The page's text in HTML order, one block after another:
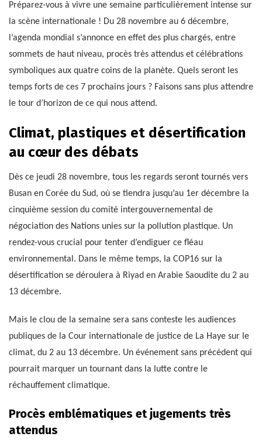
Préparez-vous à vivre une semaine particulièrement intense sur
la scène internationale ! Du 28 novembre au 6 décembre,
l’agenda mondial s’annonce en effet des plus chargés, entre
sommets de haut niveau, procès très attendus et célébrations
symboliques aux quatre coins de la planète. Quels seront les
temps forts de ces 7 prochains jours ? Faisons sans plus attendre
le tour d’horizon de ce qui nous attend.
Climat, plastiques et désertification
au cœur des débats
Dès ce jeudi 28 novembre, tous les regards seront tournés vers
Busan en Corée du Sud, où se tiendra jusqu’au 1er décembre la
cinquième session du comité intergouvernemental de
négociation des Nations unies sur la pollution plastique. Un
rendez-vous crucial pour tenter d’endiguer ce fléau
environnemental. Dans le même temps, la COP16 sur la
désertification se déroulera à Riyad en Arabie Saoudite du 2 au
13 décembre.
Mais le clou de la semaine sera sans conteste les audiences
publiques de la Cour internationale de justice de La Haye sur le
climat, du 2 au 13 décembre. Un événement sans précédent qui
pourrait marquer un tournant dans la lutte contre le
réchauffement climatique.
Procès emblématiques et jugements très
attendus